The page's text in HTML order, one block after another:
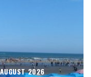
2026